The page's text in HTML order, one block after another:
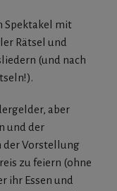
Spektakel mit
Rätsel und
(und nach
aber
und der
der Vorstellung
zu feiern (ohne
ihr Essen und